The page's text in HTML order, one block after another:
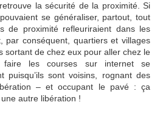
la sécurité de la proximité. Si
se généraliser, partout, tout
de proximité refleuriraient dans les
par conséquent, quartiers et villages
sortant de chez eux pour aller chez le
les courses sur internet se
puisqu’ils sont voisins, rognant des
– et occupant le pavé : ça
autre libération !